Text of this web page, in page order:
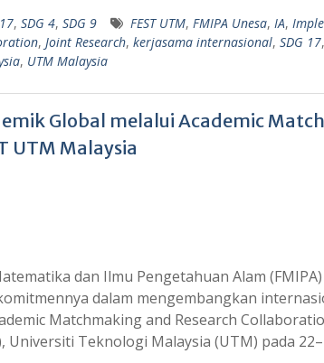
, SDG 4, SDG 9 FEST UTM, FMIPA Unesa, IA,
, Joint Research, kerjasama internasional, SDG 17,
, UTM Malaysia
Global melalui Academic
UTM Malaysia
dan Ilmu Pengetahuan Alam
dalam mengembangkan
Matchmaking and Research
Universiti Teknologi Malaysia (UTM) pada